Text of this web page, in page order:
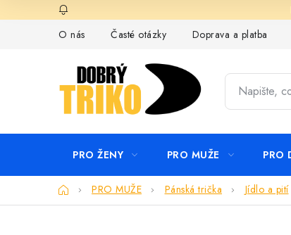
na
O nás
Časté otázky Doprava a platba
PRO ŽENY PRO MUŽE PRO
DomůPRO MUŽE Pánská trička Jídlo a pití